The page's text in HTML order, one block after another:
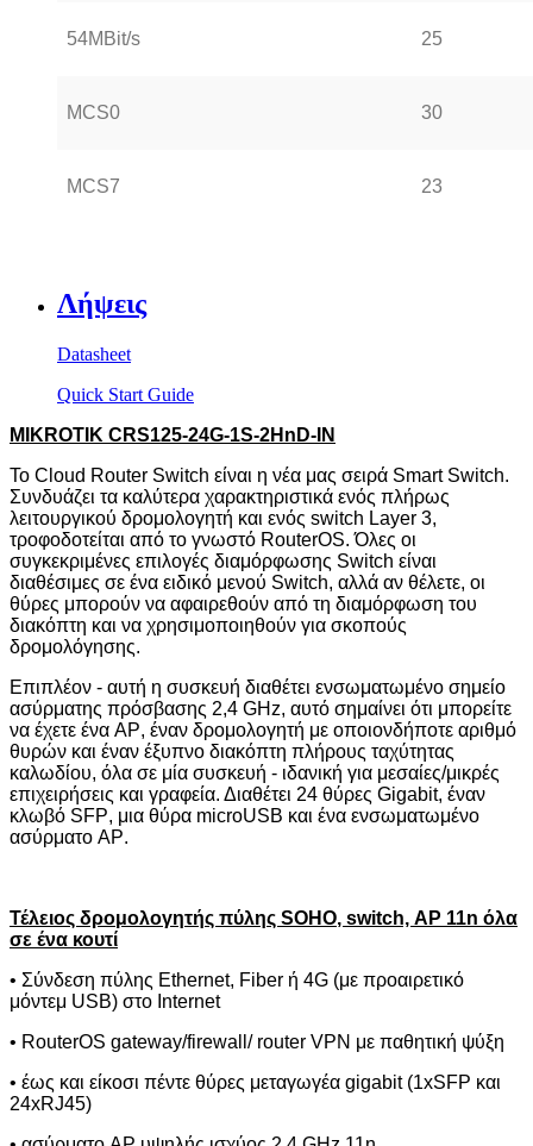
54MBit/s 25
MCS0 30
MCS7 23
Λήψεις
Datasheet
Quick Start Guide
MIKROTIK CRS125-24G-1S-2HnD-IN
Το Cloud Router Switch είναι η νέα μας σειρά Smart Switch.
Συνδυάζει τα καλύτερα χαρακτηριστικά ενός πλήρως
λειτουργικού δρομολογητή και ενός switch Layer 3,
τροφοδοτείται από το γνωστό RouterOS. Όλες οι
συγκεκριμένες επιλογές διαμόρφωσης Switch είναι
διαθέσιμες σε ένα ειδικό μενού Switch, αλλά αν θέλετε, οι
θύρες μπορούν να αφαιρεθούν από τη διαμόρφωση του
διακόπτη και να χρησιμοποιηθούν για σκοπούς
δρομολόγησης.
Επιπλέον - αυτή η συσκευή διαθέτει ενσωματωμένο σημείο
ασύρματης πρόσβασης 2,4 GHz, αυτό σημαίνει ότι μπορείτε
να έχετε ένα AP, έναν δρομολογητή με οποιονδήποτε αριθμό
θυρών και έναν έξυπνο διακόπτη πλήρους ταχύτητας
καλωδίου, όλα σε μία συσκευή - ιδανική για μεσαίες/μικρές
επιχειρήσεις και γραφεία. Διαθέτει 24 θύρες Gigabit, έναν
κλωβό SFP, μια θύρα microUSB και ένα ενσωματωμένο
ασύρματο AP.
Τέλειος δρομολογητής πύλης SOHO, switch, AP 11n όλα
σε ένα κουτί
• Σύνδεση πύλης Ethernet, Fiber ή 4G (με προαιρετικό
μόντεμ USB) στο Internet
• RouterOS gateway/firewall/ router VPN με παθητική ψύξη
• έως και είκοσι πέντε θύρες μεταγωγέα gigabit(1xSFP και
24xRJ45)